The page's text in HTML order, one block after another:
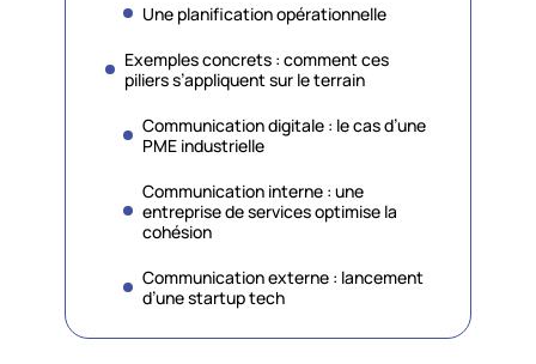
Une planification opérationnelle
Exemples concrets : comment ces
piliers s’appliquent sur le terrain
Communication digitale : le cas d’une
PME industrielle
Communication interne : une
entreprise de services optimise la
cohésion
Communication externe : lancement
d’une startup tech